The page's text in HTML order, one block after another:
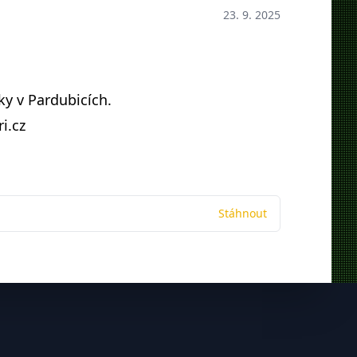
23. 9. 2025
v Pardubicích.
Stáhnout